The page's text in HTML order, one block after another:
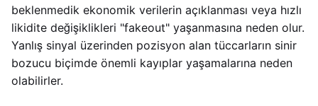
beklenmedik ekonomik verilerin açıklanması veya hızlı
likidite değişiklikleri "fakeout" yaşanmasına neden olur.
Yanlış sinyal üzerinden pozisyon alan tüccarların sinir
bozucu biçimde önemli kayıplar yaşamalarına neden
olabilirler.